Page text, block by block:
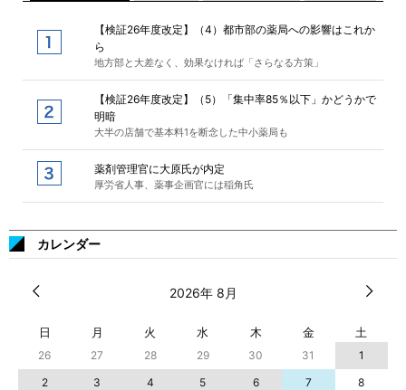
【検証26年度改定】（4）都市部の薬局への影響はこれか
ら
地方部と大差なく、効果なければ「さらなる方策」
【検証26年度改定】（5）「集中率85％以下」かどうかで
明暗
大半の店舗で基本料1を断念した中小薬局も
薬剤管理官に大原氏が内定
厚労省人事、薬事企画官には稲角氏
カレンダー
2026年 8月
日 月 火 水 木 金 土
26 27 28 29 30 31
1
2
3 4 5 6 7
8